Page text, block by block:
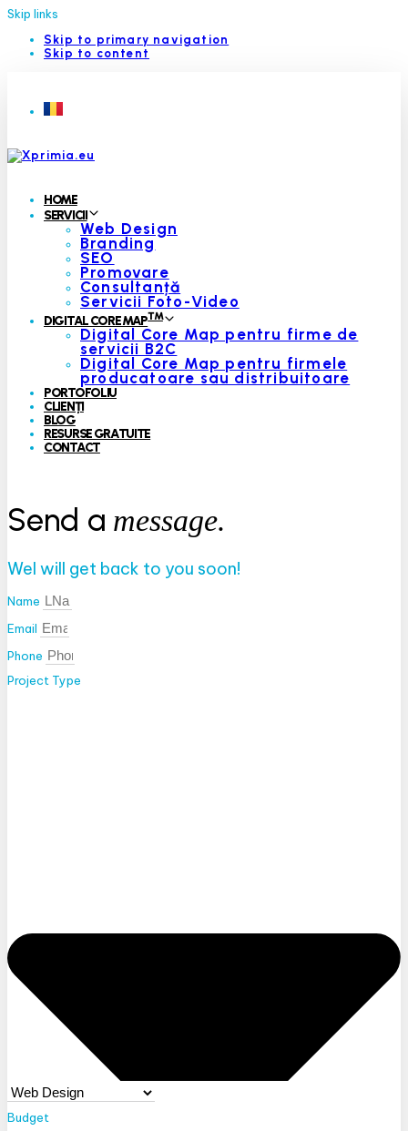
Skip links
Skip to primary navigation
Skip to content
HOME
SERVICII
Web Design
Branding
SEO
Promovare
Consultanță
Servicii Foto-Video
DIGITAL CORE MAP™
Digital Core Map pentru firme de
servicii B2C
Digital Core Map pentru firmele
producatoare sau distribuitoare
PORTOFOLIU
CLIENȚI
BLOG
RESURSE GRATUITE
CONTACT
Send a message.
Wel will get back to you soon!
Name
Email
Phone
Project Type
Budget